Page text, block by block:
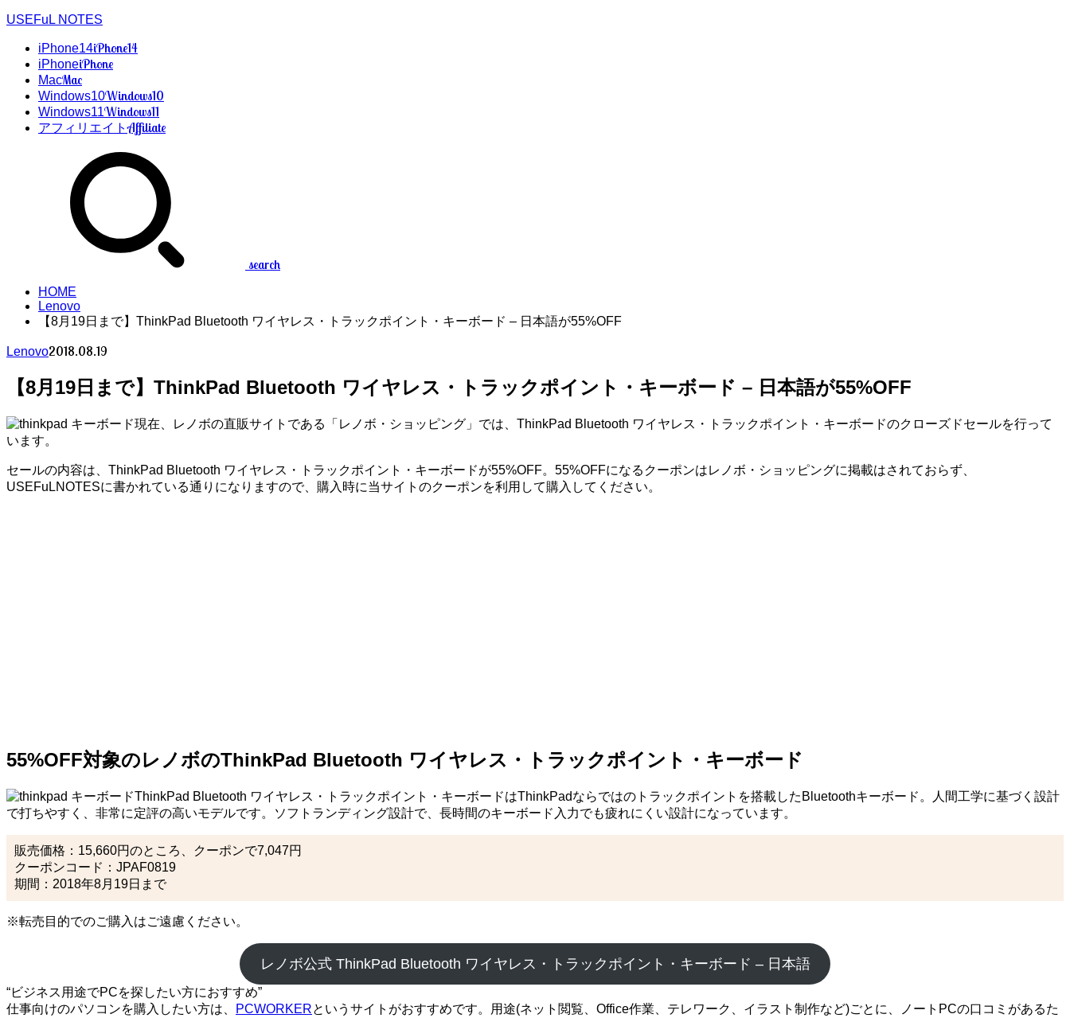
USEFuL NOTES
iPhone14iPhone14
iPhoneiPhone
MacMac
Windows10Windows10
Windows11Windows11
アフィリエイトAffiliate
search
HOME
Lenovo
【8月19日まで】ThinkPad Bluetooth ワイヤレス・トラックポイント・キーボード – 日本語が55%OFF
Lenovo2018.08.19
【8月19日まで】ThinkPad Bluetooth ワイヤレス・トラックポイント・キーボード – 日本語が55%OFF
現在、レノボの直販サイトである「レノボ・ショッピング」では、ThinkPad Bluetooth ワイヤレス・トラックポイント・キーボードのクローズドセールを行って
います。
セールの内容は、ThinkPad Bluetooth ワイヤレス・トラックポイント・キーボードが55%OFF。55%OFFになるクーポンはレノボ・ショッピングに掲載はされておらず、
USEFuLNOTESに書かれている通りになりますので、購入時に当サイトのクーポンを利用して購入してください。
55%OFF対象のレノボのThinkPad Bluetooth ワイヤレス・トラックポイント・キーボード
ThinkPad Bluetooth ワイヤレス・トラックポイント・キーボードはThinkPadならではのトラックポイントを搭載したBluetoothキーボード。人間工学に基づく設計
で打ちやすく、非常に定評の高いモデルです。ソフトランディング設計で、長時間のキーボード入力でも疲れにくい設計になっています。
販売価格：15,660円のところ、クーポンで7,047円
クーポンコード：JPAF0819
期間：2018年8月19日まで
※転売目的でのご購入はご遠慮ください。
レノボ公式 ThinkPad Bluetooth ワイヤレス・トラックポイント・キーボード – 日本語
“ビジネス用途でPCを探したい方におすすめ”
仕事向けのパソコンを購入したい方は、
PCWORKERというサイトがおすすめです。用途(ネット閲覧、Office作業、テレワーク、イラスト制作など)ごとに、ノートPCの口コミがあるた